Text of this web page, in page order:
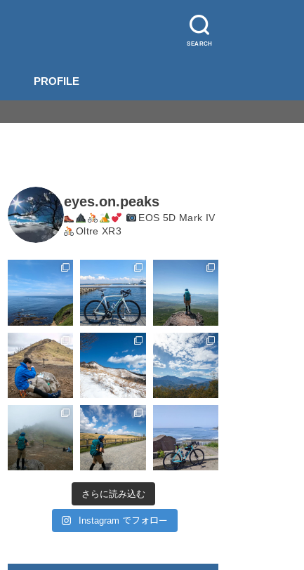
SEARCH
PROFILE
eyes.on.peaks
EOS 5D Mark IV
Oltre XR3
さらに読み込む
Instagram でフォロー